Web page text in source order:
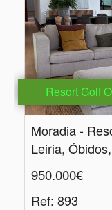
Resort Golf
Moradia -
Leiria,
950.000€
Ref: 893